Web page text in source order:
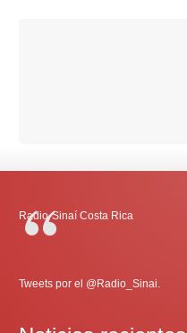
Radio-Sinaí Costa Rica
Tweets por el @Radio_Sinai.